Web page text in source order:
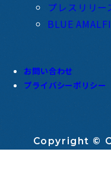
プレスリリー
BLUE AMALFI
お問い合わせ
プライバシーポリシー
Copyright ©